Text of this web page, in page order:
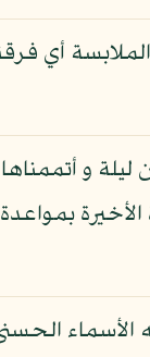
أي
و
العشرة الأخيرة
الأسماء